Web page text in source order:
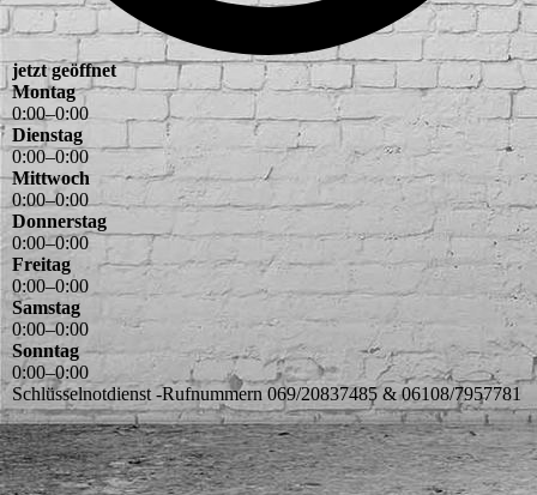
jetzt geöffnet
Montag
0:00–0:00
Dienstag
0:00–0:00
Mittwoch
0:00–0:00
Donnerstag
0:00–0:00
Freitag
0:00–0:00
Samstag
0:00–0:00
Sonntag
0:00–0:00
Schlüsselnotdienst -Rufnummern 069/20837485 & 06108/7957781